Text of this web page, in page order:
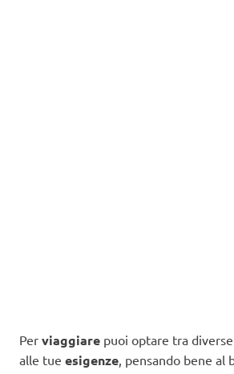
Per viaggiare puoi optare tra
alle tue esigenze , pensando bene al